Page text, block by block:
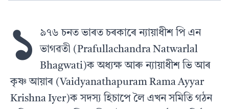
১
৯৭৬ চনত ভাৰত চৰকাৰে ন্যায়াধীশ পি এন
ভাগৱতী (Prafullachandra Natwarlal
Bhagwati)ক অধ্যক্ষ আৰু ন্যায়াধীশ ভি আৰ
কৃষ্ণ আয়াৰ (Vaidyanathapuram Rama Ayyar
Krishna Iyer)ক সদস্য হিচাপে লৈ এখন সমিতি গঠন